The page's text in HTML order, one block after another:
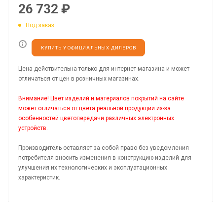
26 732 ₽
Под заказ
КУПИТЬ У ОФИЦИАЛЬНЫХ ДИЛЕРОВ
Цена действительна только для интернет-магазина и может
отличаться от цен в розничных магазинах.
Внимание! Цвет изделий и материалов покрытий на сайте
может отличаться от цвета реальной продукции из-за
особенностей цветопередачи различных электронных
устройств.
Производитель оставляет за собой право без уведомления
потребителя вносить изменения в конструкцию изделий для
улучшения их технологических и эксплуатационных
характеристик.